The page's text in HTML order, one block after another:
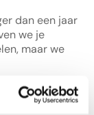
dan een jaar
we je
maar we
en